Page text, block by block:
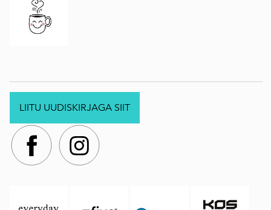
LIITU UUDISKIRJAGA SIIT